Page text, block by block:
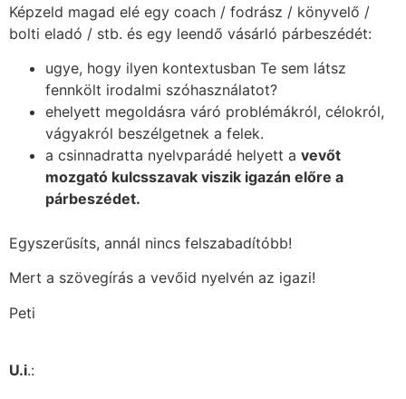
Képzeld magad elé egy coach / fodrász / könyvelő /
bolti eladó / stb. és egy leendő vásárló párbeszédét:
ugye, hogy ilyen kontextusban Te sem látsz
fennkölt irodalmi szóhasználatot?
ehelyett megoldásra váró problémákról, célokról,
vágyakról beszélgetnek a felek.
a csinnadratta nyelvparádé helyett a vevőt
mozgató kulcsszavak viszik igazán előre a
párbeszédet.
Egyszerűsíts, annál nincs felszabadítóbb!
Mert a szövegírás a vevőid nyelvén az igazi!
Peti
U.i.: